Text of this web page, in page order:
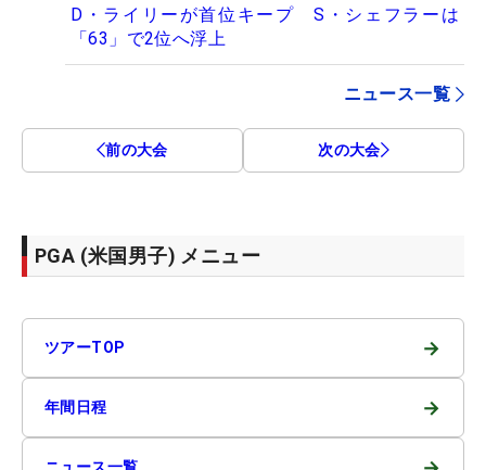
D・ライリーが首位キープ S・シェフラーは
「63」で2位へ浮上
ニュース一覧
前の大会 次の大会
PGA (米国男子) メニュー
ツアーTOP →
年間日程 →
ニュース一覧